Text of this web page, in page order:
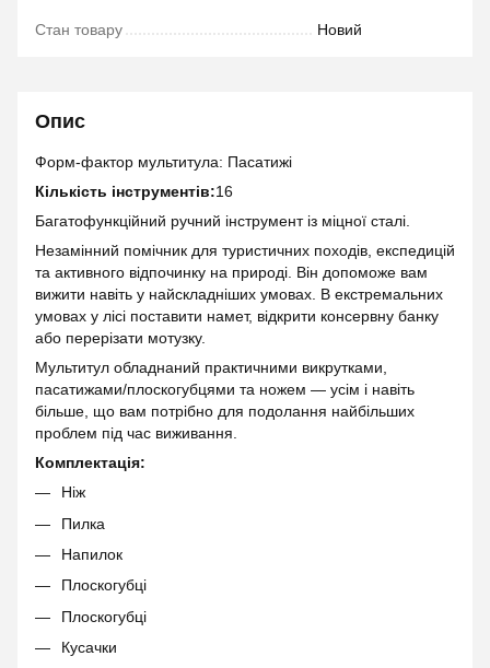
Стан товару Новий
Опис
Форм-фактор мультитула: Пасатижі
Кількість інструментів:16
Багатофункційний ручний інструмент із міцної сталі.
Незамінний помічник для туристичних походів, експедицій
та активного відпочинку на природі. Він допоможе вам
вижити навіть у найскладніших умовах. В екстремальних
умовах у лісі поставити намет, відкрити консервну банку
або перерізати мотузку.
Мультитул обладнаний практичними викрутками,
пасатижами/плоскогубцями та ножем — усім і навіть
більше, що вам потрібно для подолання найбільших
проблем під час виживання.
Комплектація:
Ніж
Пилка
Напилок
Плоскогубці
Плоскогубці
Кусачки